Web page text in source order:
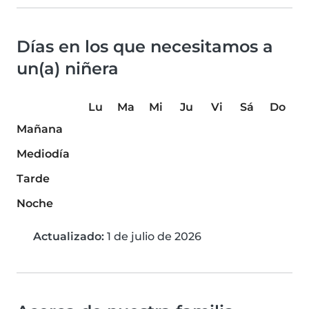
Días en los que necesitamos a
un(a) niñera
Lu Ma Mi Ju Vi Sá
Do
Mañana
Mediodía
Tarde
Noche
Actualizado: 1 de julio de 2026